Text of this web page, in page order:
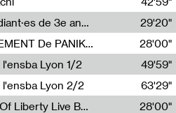
Regilote / Live avec les étudiant·es de 3e année de l'EMA
Nima Henryon,Athéna Noël,Amir Genillon,Ibourayane Ahmadi,Manelle Cherrih,Honorine Gibello,John Weeber,Manon Joseph
29'20"
Radia Show #1089 : MOUVEMENT De PANIK (Radio Panik)
28'00"
l'ensba Lyon 1/2
49'59"
l'ensba Lyon 2/2
63'29"
Radia Show #1088 : Statue Of Liberty Live By Ed Baxter (Resonance)
28'00"